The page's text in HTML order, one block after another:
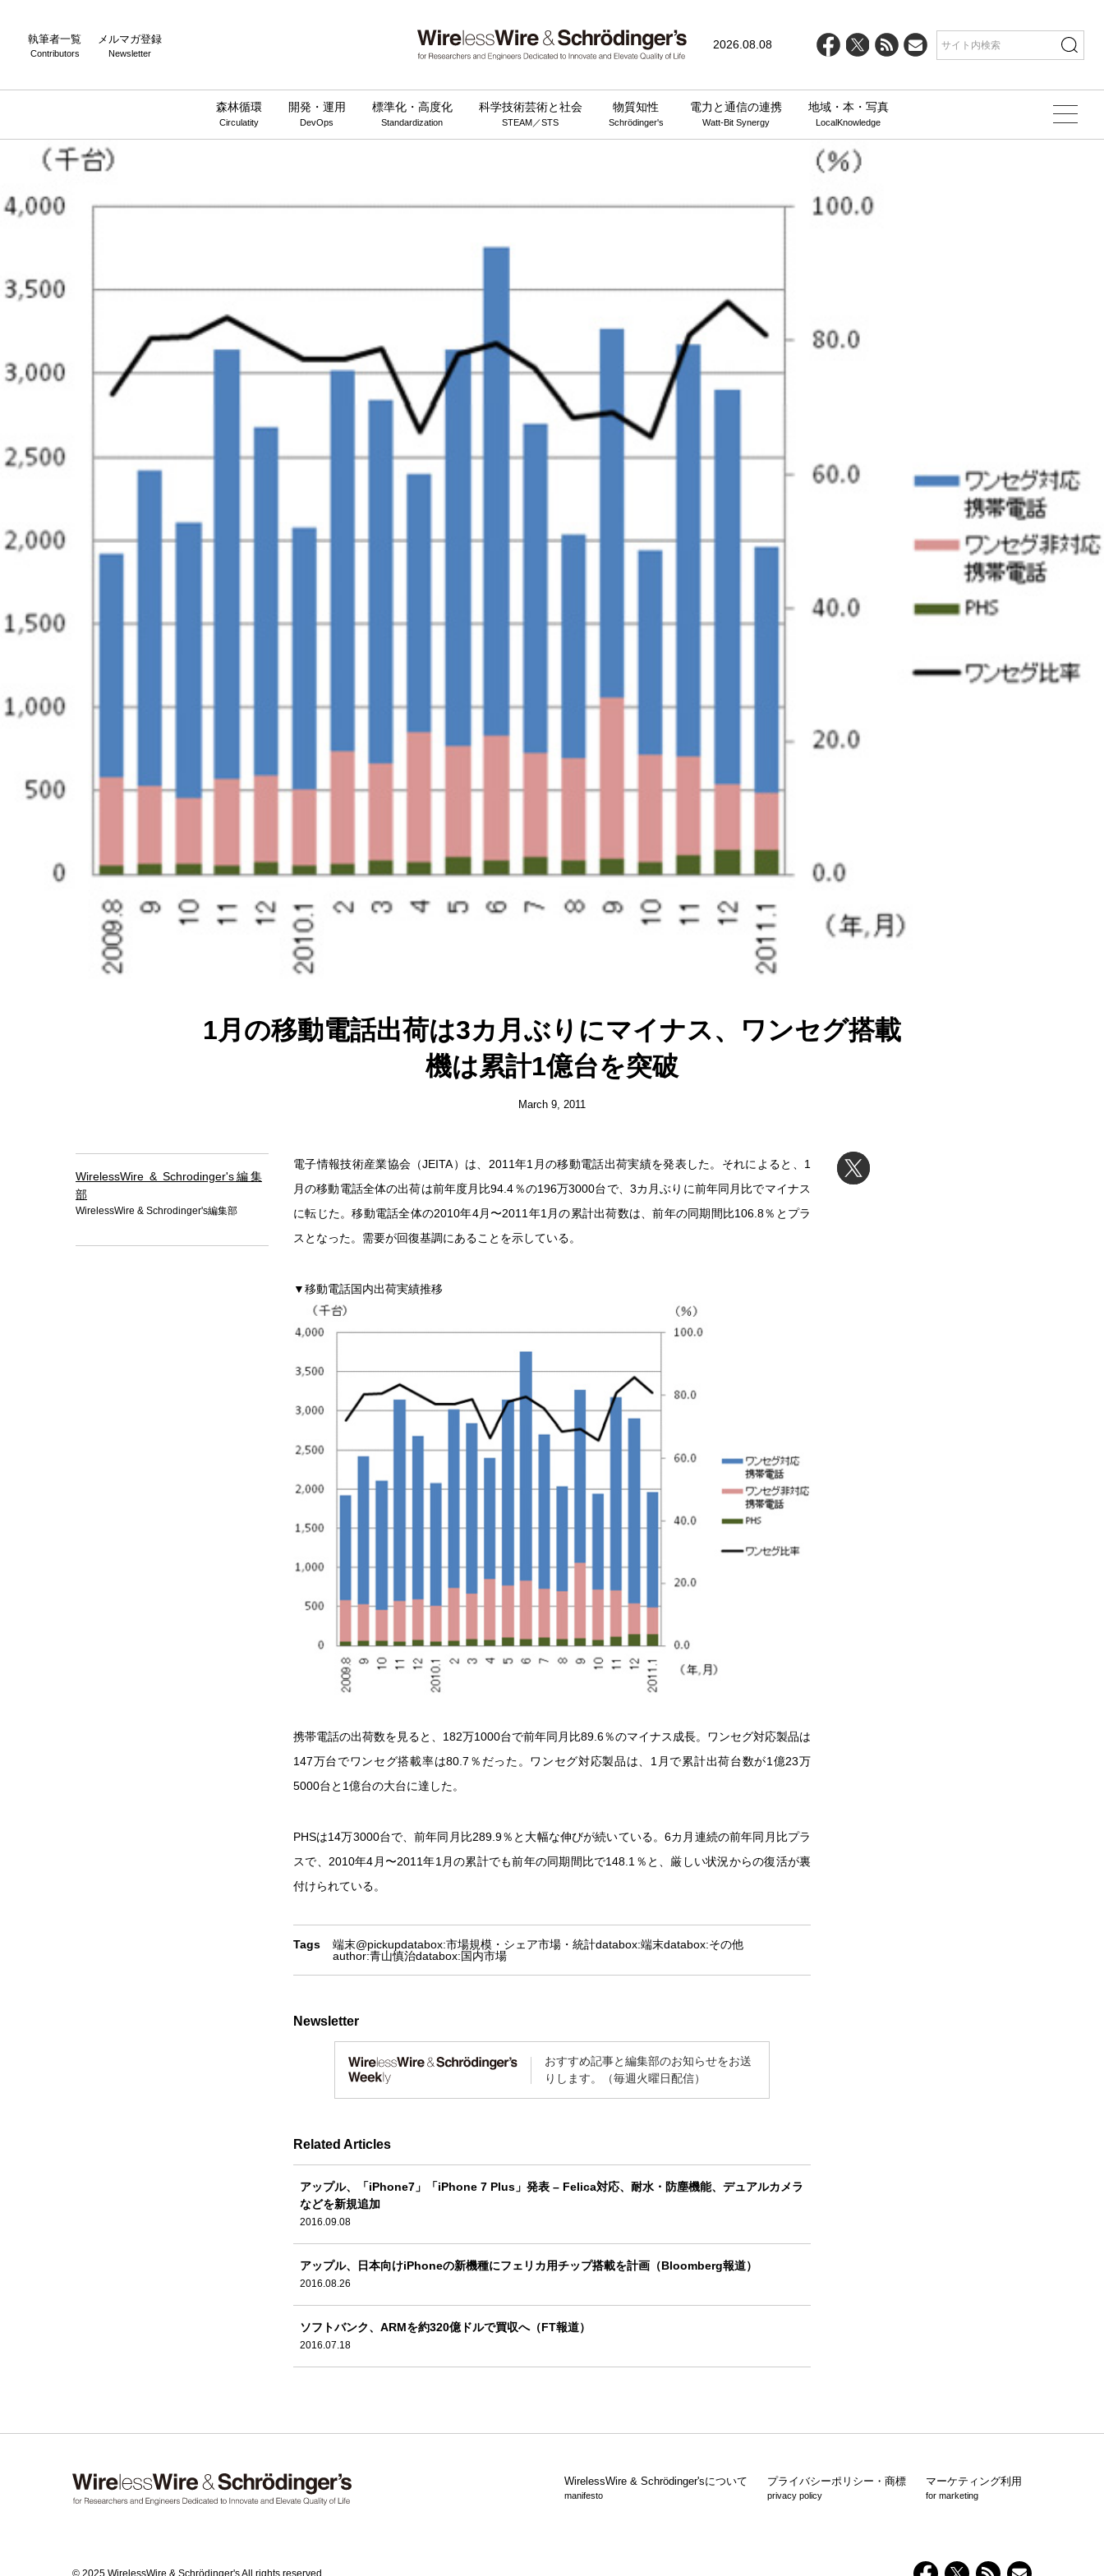
執筆者一覧
Contributors
メルマガ登録
Newsletter
2026.08.08
森林循環
Circulatity
開発・運用
DevOps
標準化・高度化
Standardization
科学技術芸術と社会
STEAM／STS
物質知性
Schrödinger's
電力と通信の連携
Watt-Bit Synergy
地域・本・写真
LocalKnowledge
1月の移動電話出荷は3カ月ぶりにマイナス、ワンセグ搭載
機は累計1億台を突破
March 9, 2011
WirelessWire & Schrodinger's編集
部
WirelessWire & Schrodinger's編集部
電子情報技術産業協会（JEITA）は、2011年1月の移動電話出荷実績を発表した。それによると、1
月の移動電話全体の出荷は前年度月比94.4％の196万3000台で、3カ月ぶりに前年同月比でマイナス
に転じた。移動電話全体の2010年4月〜2011年1月の累計出荷数は、前年の同期間比106.8％とプラ
スとなった。需要が回復基調にあることを示している。
▼移動電話国内出荷実績推移
携帯電話の出荷数を見ると、182万1000台で前年同月比89.6％のマイナス成長。ワンセグ対応製品は
147万台でワンセグ搭載率は80.7％だった。ワンセグ対応製品は、1月で累計出荷台数が1億23万
5000台と1億台の大台に達した。
PHSは14万3000台で、前年同月比289.9％と大幅な伸びが続いている。6カ月連続の前年同月比プラ
スで、2010年4月〜2011年1月の累計でも前年の同期間比で148.1％と、厳しい状況からの復活が裏
付けられている。
Tags 端末@pickupdatabox:市場規模・シェア市場・統計databox:端末databox:その他
author:青山慎治databox:国内市場
Newsletter
おすすめ記事と編集部のお知らせをお送
りします。（毎週火曜日配信）
Related Articles
アップル、「iPhone7」「iPhone 7 Plus」発表 – Felica対応、耐水・防塵機能、デュアルカメラ
などを新規追加
2016.09.08
アップル、日本向けiPhoneの新機種にフェリカ用チップ搭載を計画（Bloomberg報道）
2016.08.26
ソフトバンク、ARMを約320億ドルで買収へ（FT報道）
2016.07.18
WirelessWire & Schrödinger'sについて
manifesto
プライバシーポリシー・商標
privacy policy
マーケティング利用
for marketing
© 2025 WirelessWire & Schrödinger's All rights reserved.